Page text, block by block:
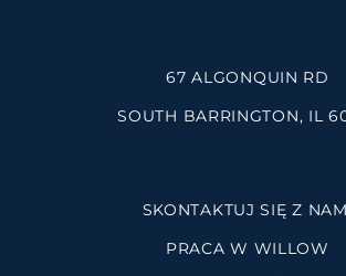
67 ALGONQUIN RD
SOUTH BARRINGTON, IL
SKONTAKTUJ SIĘ Z
PRACA W WILLOW